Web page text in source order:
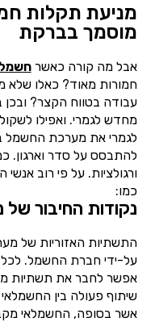
מניעת תקלות
מוסמך בברקת
אבל מה קורה כאשר
חמורות מאוד? כאלו שלא
עבודה בטווח הקצר?
מחדש לגמרי. ואפילו
לגמרי את מערכת החשמל
להתבסס על סדר וארגון.
ורגולציות. על פי רוב
כמו:
נקודות החיבור
התשתיות האזוריות של
על-ידי חברת החשמל.
אפשר לחבר את תשתיות
שיתוף פעולה בין
אשר בסופה, החשמלאי